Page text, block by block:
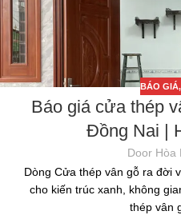
BÁO GIÁ,
Báo giá cửa thép
Đồng Nai |
Door Hòa
Dòng Cửa thép vân gỗ ra đời
cho kiến trúc xanh, không
thép vân